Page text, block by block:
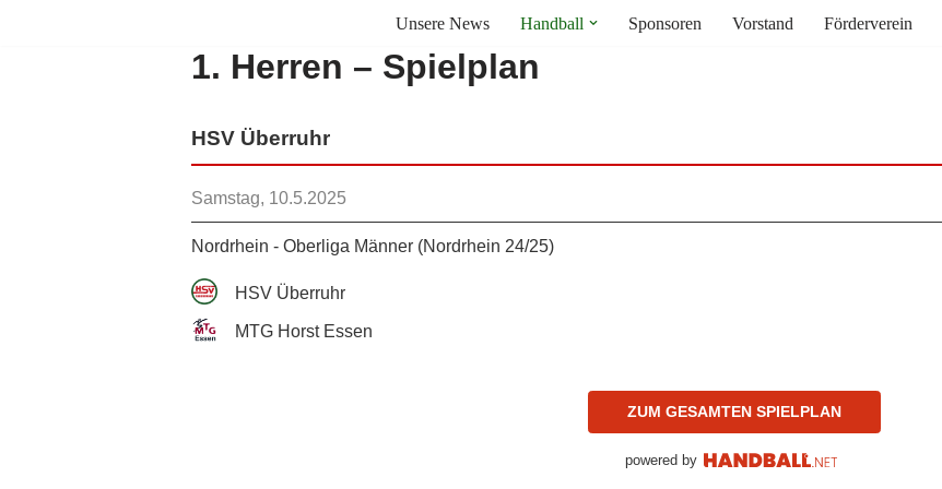
Unsere News Handball Sponsoren Vorstand Förderverein
1. Herren – Spielplan
HSV Überruhr
Samstag, 10.5.2025
Nordrhein - Oberliga Männer (Nordrhein 24/25)
HSV Überruhr
MTG Horst Essen
ZUM GESAMTEN SPIELPLAN
powered by